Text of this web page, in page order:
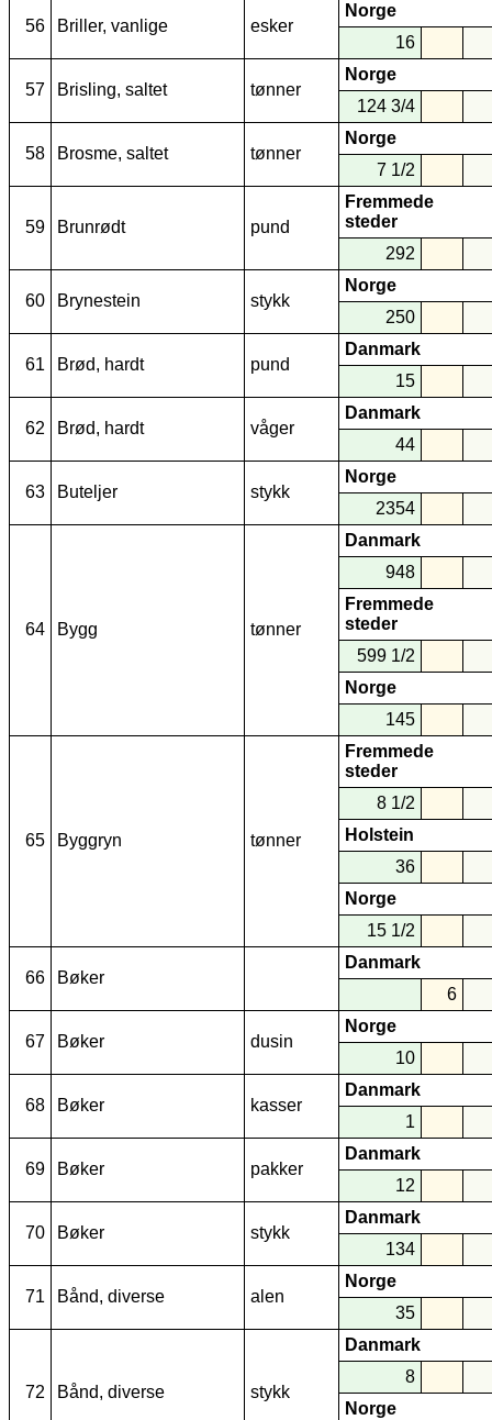
56 Briller, vanlige esker
Norge
16
57 Brisling, saltet tønner
Norge
124 3/4
58 Brosme, saltet tønner
Norge
7 1/2
59 Brunrødt pund
Fremmede
steder
292
60 Brynestein stykk
Norge
250
61 Brød, hardt pund
Danmark
15
62 Brød, hardt våger
Danmark
44
63 Buteljer stykk
Norge
2354
64 Bygg tønner
Danmark
948
Fremmede
steder
599 1/2
Norge
145
65 Byggryn tønner
Fremmede
steder
8 1/2
Holstein
36
Norge
15 1/2
66 Bøker
Danmark
6
67 Bøker dusin
Norge
10
68 Bøker kasser
Danmark
1
69 Bøker pakker
Danmark
12
70 Bøker stykk
Danmark
134
71 Bånd, diverse alen
Norge
35
72 Bånd, diverse stykk
Danmark
8
Norge